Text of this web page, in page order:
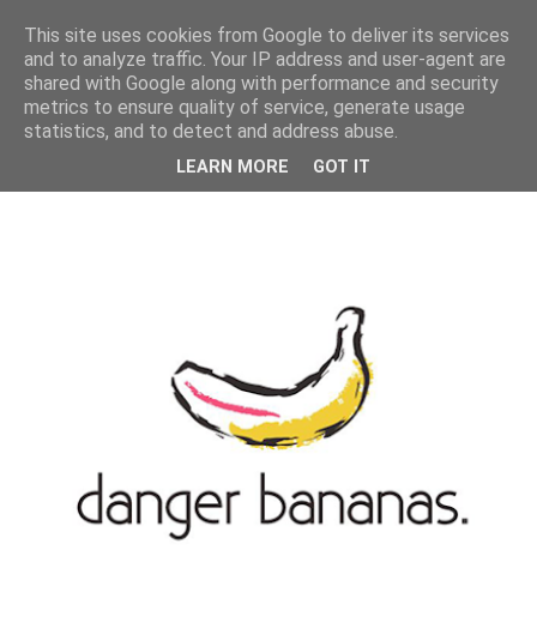
MENU
This site uses cookies from Google to deliver its services
and to analyze traffic. Your IP address and user-agent are
shared with Google along with performance and security
metrics to ensure quality of service, generate usage
statistics, and to detect and address abuse.
LEARN MORE GOT IT